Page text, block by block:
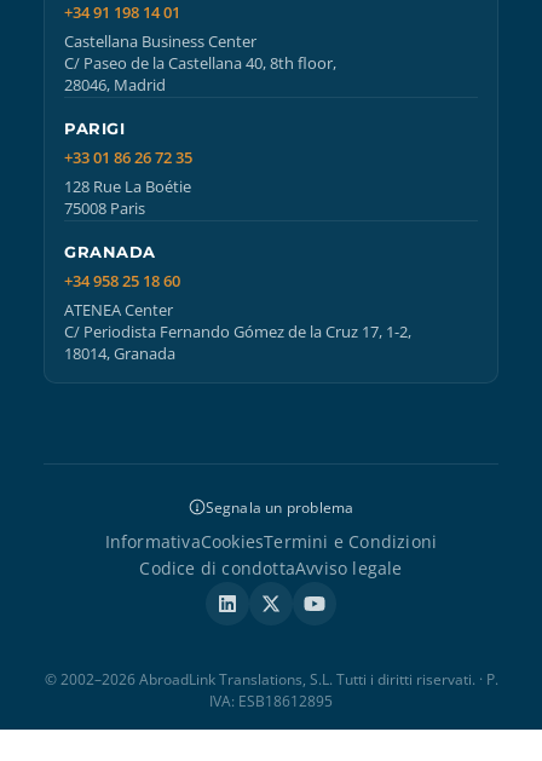
+34 91 198 14 01
Castellana Business Center
C/ Paseo de la Castellana 40, 8th floor,
28046, Madrid
PARIGI
+33 01 86 26 72 35
128 Rue La Boétie
75008 Paris
GRANADA
+34 958 25 18 60
ATENEA Center
C/ Periodista Fernando Gómez de la Cruz 17, 1-2,
18014, Granada
Segnala un problema
InformativaCookiesTermini e Condizioni
Codice di condottaAvviso legale
© 2002–2026 AbroadLink Translations, S.L. Tutti i diritti riservati. · P.
IVA: ESB18612895